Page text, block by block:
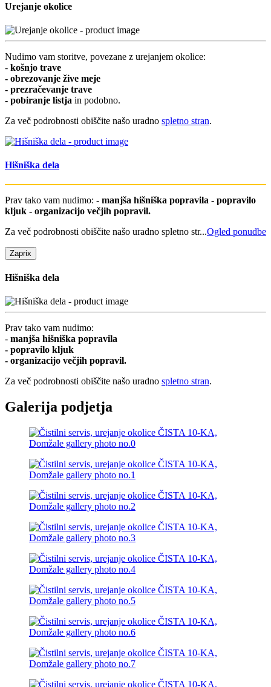
Urejanje okolice
Nudimo vam storitve, povezane z urejanjem okolice:
- košnjo trave
- obrezovanje žive meje
- prezračevanje trave
- pobiranje listja in podobno.
Za več podrobnosti obiščite našo uradno spletno stran.
Hišniška dela
Prav tako vam nudimo: - manjša hišniška popravila - popravilo
kljuk - organizacijo večjih popravil.
Za več podrobnosti obiščite našo uradno spletno str...Ogled ponudbe
Zaprix
Hišniška dela
Prav tako vam nudimo:
- manjša hišniška popravila
- popravilo kljuk
- organizacijo večjih popravil.
Za več podrobnosti obiščite našo uradno spletno stran.
Galerija podjetja